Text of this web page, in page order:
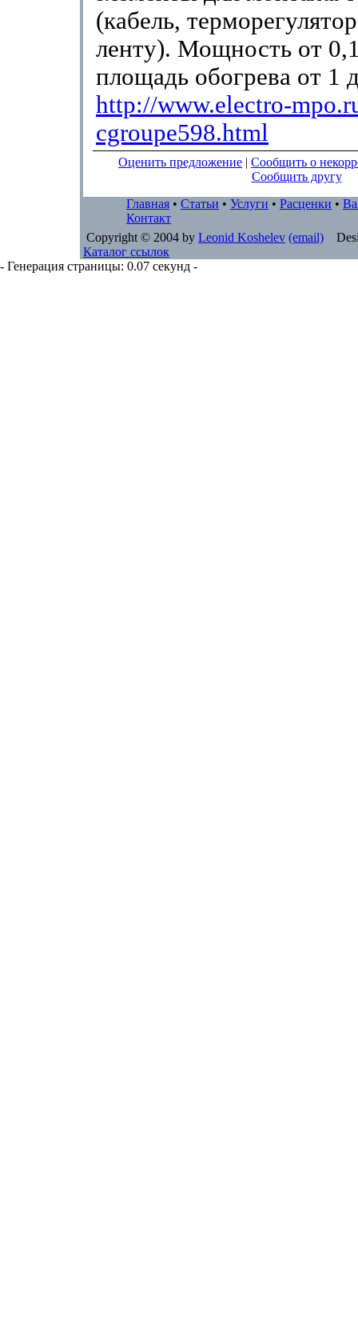
(кабель,
ленту). Мощность от
площадь обогрева от 1
http://www.electro-
cgroupe598.html
Оценить предложение | Сообщить о
Сообщить другу
Главная • Статьи • Услуги • Расценки •
Контакт
Copyright © 2004 by Leonid Koshelev (email)
Каталог ссылок
- Генерация страницы: 0.07 секунд -